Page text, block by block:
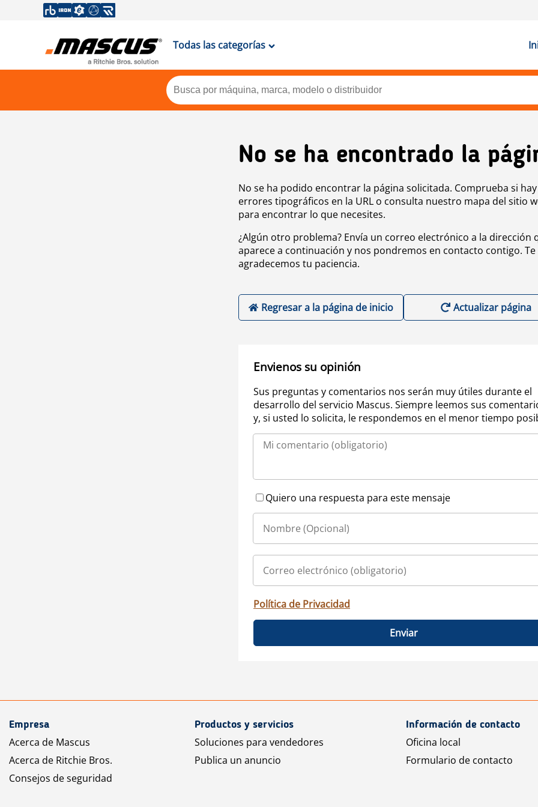
Todas las categorías
No se ha encontrado la
No se ha podido encontrar la página solicitada. Comprueba si hay
errores tipográficos en la URL o consulta nuestro mapa del sitio
para encontrar lo que necesites.
¿Algún otro problema? Envía un correo electrónico a la dirección
aparece a continuación y nos pondremos en contacto contigo. Te
agradecemos tu paciencia.
Regresar a la página de inicio Actualizar página
Envienos su opinión
Sus preguntas y comentarios nos serán muy útiles durante el
desarrollo del servicio Mascus. Siempre leemos sus
y, si usted lo solicita, le respondemos en el menor tiempo
Quiero una respuesta para este mensaje
Política de Privacidad
Enviar
Empresa
Acerca de Mascus
Acerca de Ritchie Bros.
Consejos de seguridad
Productos y servicios
Soluciones para vendedores
Publica un anuncio
Información de contacto
Oficina local
Formulario de contacto